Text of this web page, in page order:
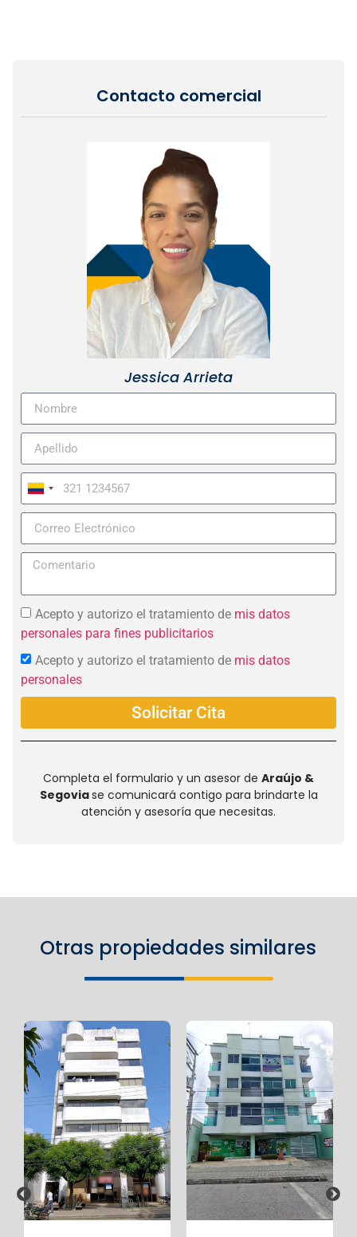
Contacto comercial
Jessica Arrieta
Colombia
+57
Acepto y autorizo el tratamiento de mis datos
personales para fines publicitarios
Acepto y autorizo el tratamiento de mis datos
personales
Solicitar Cita
Completa el formulario y un asesor de Araújo &
Segoviase comunicará contigo para brindarte la
atención y asesoría que necesitas.
Otras propiedades similares